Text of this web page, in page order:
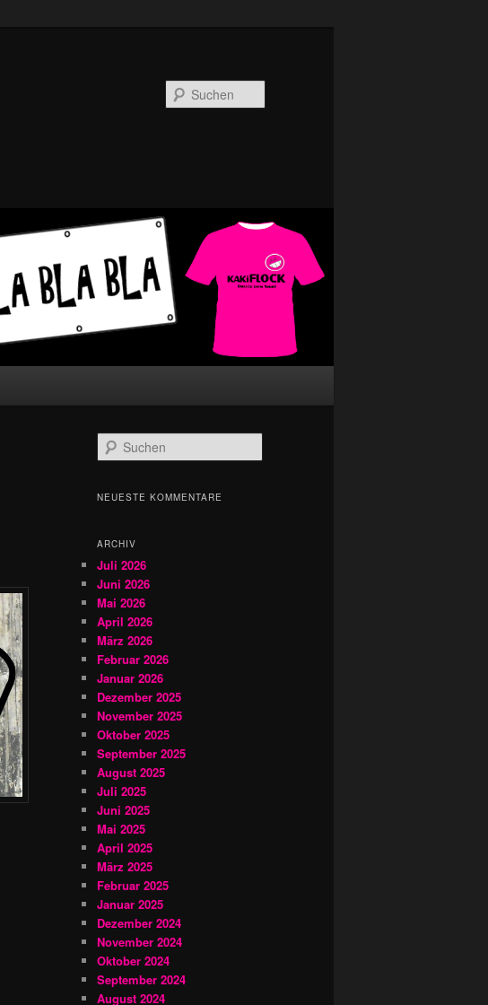
u
h
NEUESTE KOMMENTARE
ARCHIV
Juli 2026
Juni 2026
Mai 2026
April 2026
März 2026
Februar 2026
Januar 2026
Dezember 2025
November 2025
Oktober 2025
September 2025
August 2025
Juli 2025
Juni 2025
Mai 2025
April 2025
März 2025
Februar 2025
Januar 2025
Dezember 2024
November 2024
Oktober 2024
September 2024
August 2024